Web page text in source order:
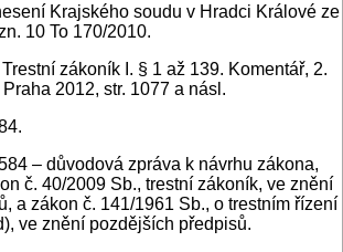
Krajského soudu v Hradci Králové ze
10 To 170/2010.
zákoník I. § 1 až 139. Komentář, 2.
2012, str. 1077 a násl.
– důvodová zpráva k návrhu zákona,
č. 40/2009 Sb., trestní zákoník, ve znění
a zákon č. 141/1961 Sb., o trestním řízení
ve znění pozdějších předpisů.